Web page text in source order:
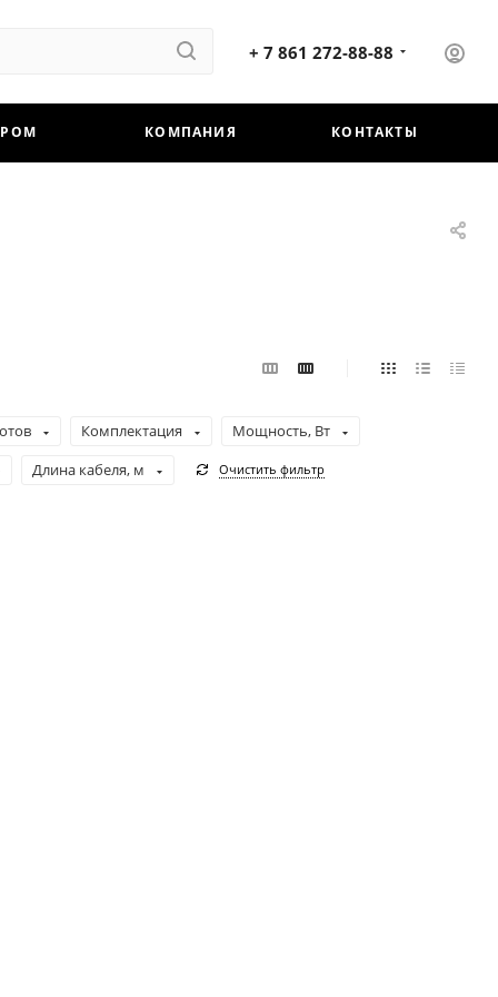
+ 7 861 272-88-88
КОМПАНИЯ КОНТАКТЫ
Комплектация
Мощность, Вт
Длина кабеля, м
Очистить фильтр